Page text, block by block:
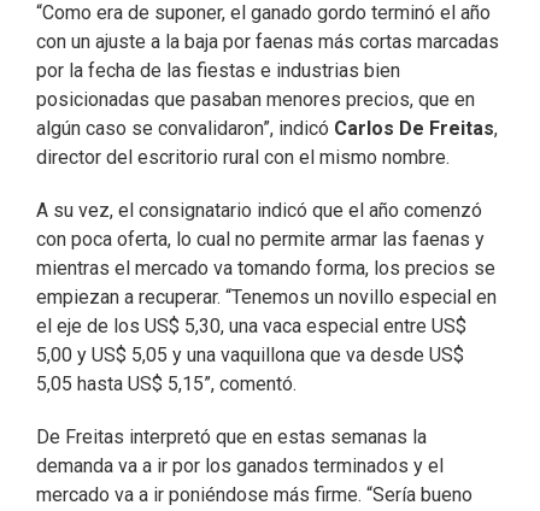
“Como era de suponer, el ganado gordo terminó el año
con un ajuste a la baja por faenas más cortas marcadas
por la fecha de las fiestas e industrias bien
posicionadas que pasaban menores precios, que en
algún caso se convalidaron”, indicó Carlos De Freitas,
director del escritorio rural con el mismo nombre.
A su vez, el consignatario indicó que el año comenzó
con poca oferta, lo cual no permite armar las faenas y
mientras el mercado va tomando forma, los precios se
empiezan a recuperar. “Tenemos un novillo especial en
el eje de los US$ 5,30, una vaca especial entre US$
5,00 y US$ 5,05 y una vaquillona que va desde US$
5,05 hasta US$ 5,15”, comentó.
De Freitas interpretó que en estas semanas la
demanda va a ir por los ganados terminados y el
mercado va a ir poniéndose más firme. “Sería bueno